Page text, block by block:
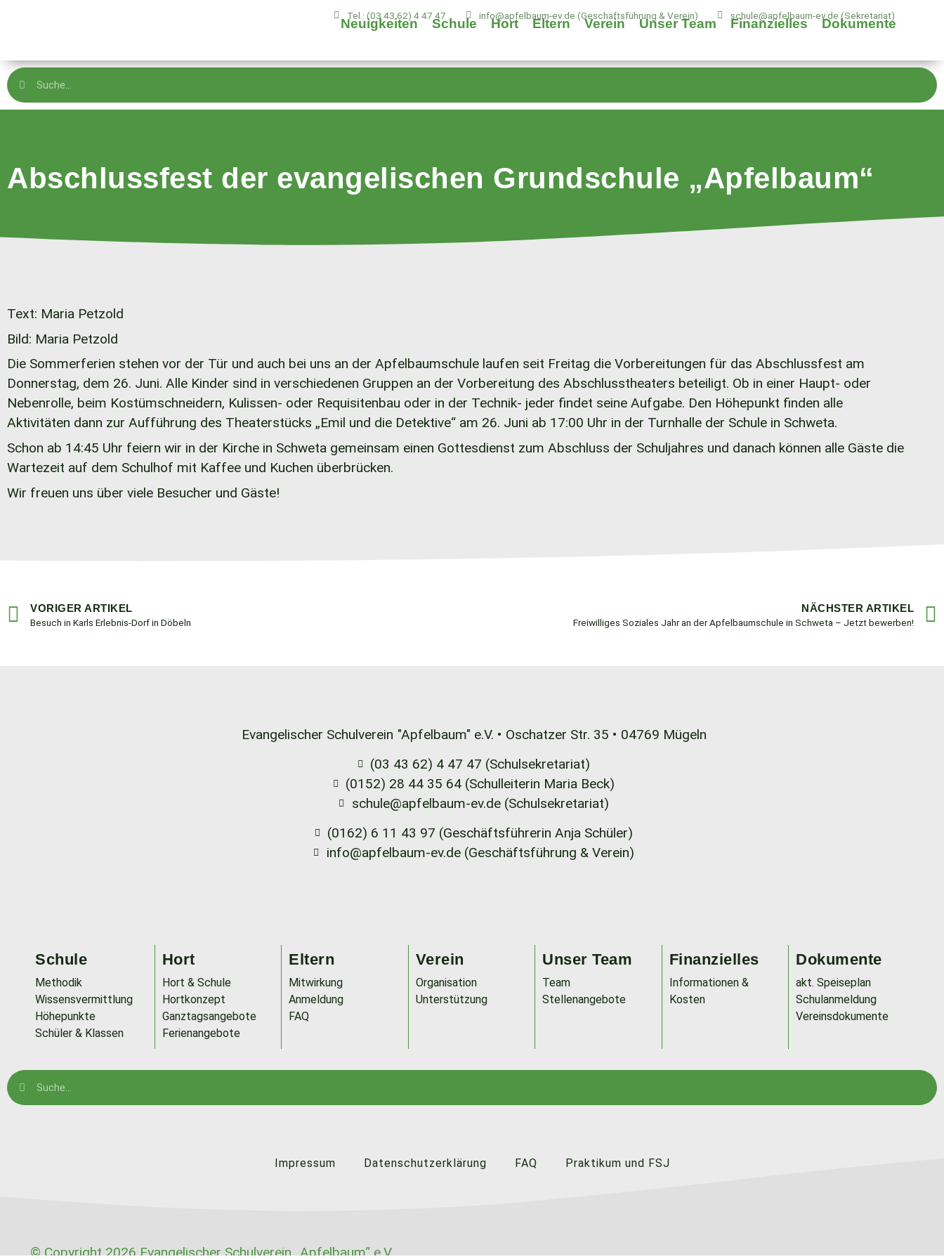
Tel.: (03 43 62) 4 47 47 info@apfelbaum-ev.de (Geschäftsführung & Verein) schule@apfelbaum-ev.de (Sekretariat)
Neuigkeiten Schule Hort Eltern Verein Unser Team Finanzielles Dokumente
Abschlussfest der evangelischen Grundschule „Apfelbaum“
Text: Maria Petzold
Bild: Maria Petzold
Die Sommerferien stehen vor der Tür und auch bei uns an der Apfelbaumschule laufen seit Freitag die Vorbereitungen für das Abschlussfest am
Donnerstag, dem 26. Juni. Alle Kinder sind in verschiedenen Gruppen an der Vorbereitung des Abschlusstheaters beteiligt. Ob in einer Haupt- oder
Nebenrolle, beim Kostümschneidern, Kulissen- oder Requisitenbau oder in der Technik- jeder findet seine Aufgabe. Den Höhepunkt finden alle
Aktivitäten dann zur Aufführung des Theaterstücks „Emil und die Detektive“ am 26. Juni ab 17:00 Uhr in der Turnhalle der Schule in Schweta.
Schon ab 14:45 Uhr feiern wir in der Kirche in Schweta gemeinsam einen Gottesdienst zum Abschluss der Schuljahres und danach können alle Gäste die
Wartezeit auf dem Schulhof mit Kaffee und Kuchen überbrücken.
Wir freuen uns über viele Besucher und Gäste!
VORIGER ARTIKEL
Besuch in Karls Erlebnis-Dorf in Döbeln
NÄCHSTER ARTIKEL
Freiwilliges Soziales Jahr an der Apfelbaumschule in Schweta – Jetzt bewerben!
Evangelischer Schulverein "Apfelbaum" e.V. • Oschatzer Str. 35 • 04769 Mügeln
(03 43 62) 4 47 47 (Schulsekretariat)
(0152) 28 44 35 64 (Schulleiterin Maria Beck)
schule@apfelbaum-ev.de (Schulsekretariat)
(0162) 6 11 43 97 (Geschäftsführerin Anja Schüler)
info@apfelbaum-ev.de (Geschäftsführung & Verein)
Schule
Methodik
Wissensvermittlung
Höhepunkte
Schüler & Klassen
Hort
Hort & Schule
Hortkonzept
Ganztagsangebote
Ferienangebote
Eltern
Mitwirkung
Anmeldung
FAQ
Verein
Organisation
Unterstützung
Unser Team
Team
Stellenangebote
Finanzielles
Informationen &
Kosten
Dokumente
akt. Speiseplan
Schulanmeldung
Vereinsdokumente
Impressum Datenschutzerklärung FAQ Praktikum und FSJ
© Copyright 2026 Evangelischer Schulverein „Apfelbaum“ e.V.